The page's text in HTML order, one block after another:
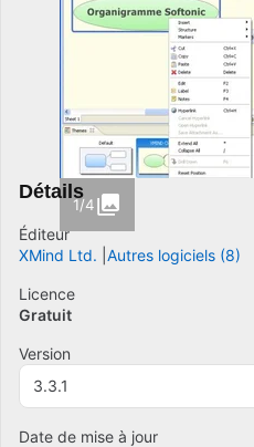
1/4
Détails
Éditeur
XMind Ltd. Autres logiciels (8)
Licence
Gratuit
Version
3.3.1
Date de mise à jour